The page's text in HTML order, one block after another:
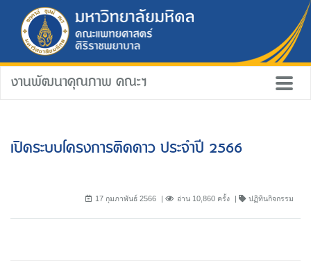
งานพัฒนาคุณภาพ คณะฯ
เปิดระบบโครงการติดดาว ประจำปี 2566
17 กุมภาพันธ์ 2566 อ่าน 10,860 ครั้ง ปฏิทินกิจกรรม